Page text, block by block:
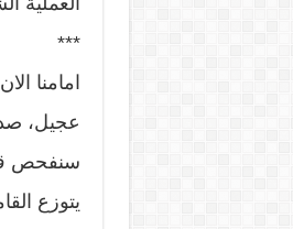
***
امامنا
سنفحص
يتوزع